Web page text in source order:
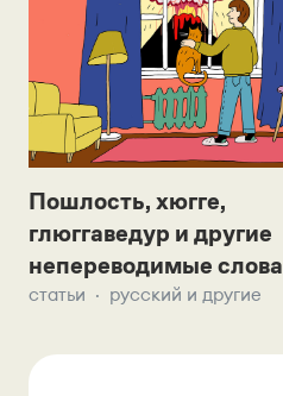
Пошлость, хюгге,
глюггаведур и другие
непереводимые слова
статьи русский и другие